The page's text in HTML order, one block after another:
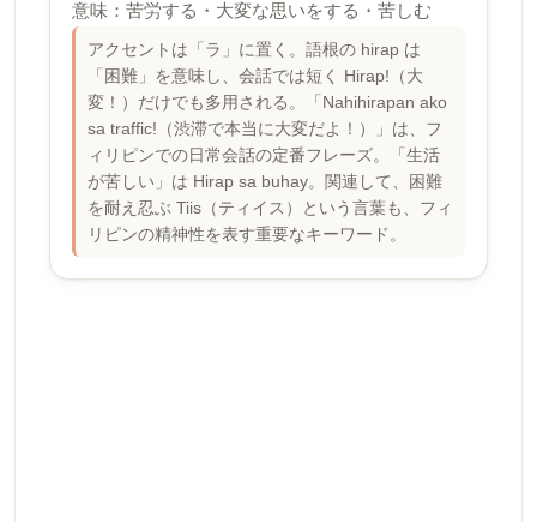
意味：苦労する・大変な思いをする・苦しむ
アクセントは「ラ」に置く。語根の hirap は
「困難」を意味し、会話では短く Hirap!（大
変！）だけでも多用される。「Nahihirapan ako
sa traffic!（渋滞で本当に大変だよ！）」は、フ
ィリピンでの日常会話の定番フレーズ。「生活
が苦しい」は Hirap sa buhay。関連して、困難
を耐え忍ぶ Tiis（ティイス）という言葉も、フィ
リピンの精神性を表す重要なキーワード。